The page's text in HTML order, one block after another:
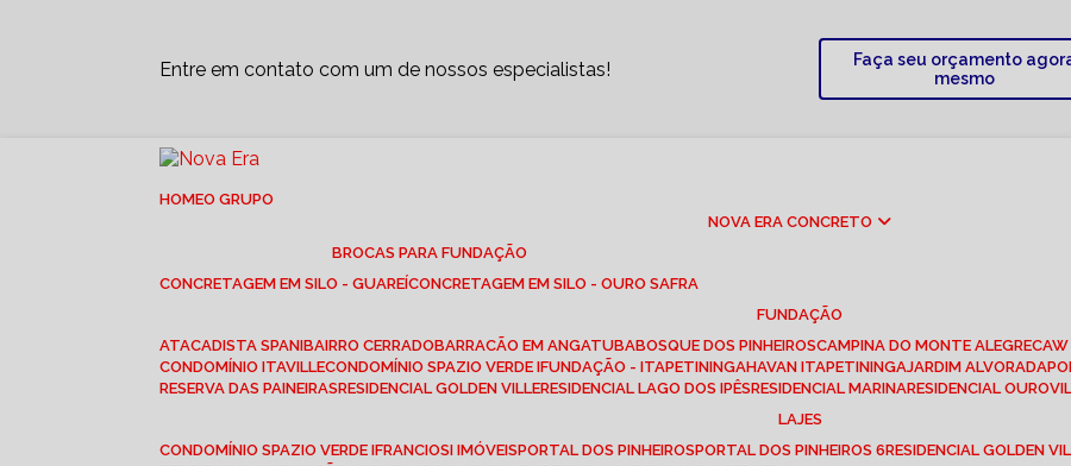
Entre em contato com um de nossos especialistas!
Faça seu orçamento
mesmo
HOME
O GRUPO
NOVA ERA CONCRETO
BROCAS PARA FUNDAÇÃO
CONCRETAGEM EM SILO - GUAREÍ CONCRETAGEM EM SILO - OURO SAFRA
FUNDAÇÃO
ATACADISTA SPANI BAIRRO CERRADO BARRACÃO EM ANGATUBA BOSQUE DOS PINHEIROS CAMPINA DO MONTE ALEGRE
CONDOMÍNIO ITAVILLE CONDOMÍNIO SPAZIO VERDE I FUNDAÇÃO - ITAPETININGA HAVAN ITAPETININGA JARDIM ALVORADA
RESERVA DAS PAINEIRAS RESIDENCIAL GOLDEN VILLE RESIDENCIAL LAGO DOS IPÊS RESIDENCIAL MARINA RESIDENCIAL
LAJES
CONDOMÍNIO SPAZIO VERDE I FRANCIOSI IMÓVEIS PORTAL DOS PINHEIROS PORTAL DOS PINHEIROS 6 RESIDENCIAL GOLDEN